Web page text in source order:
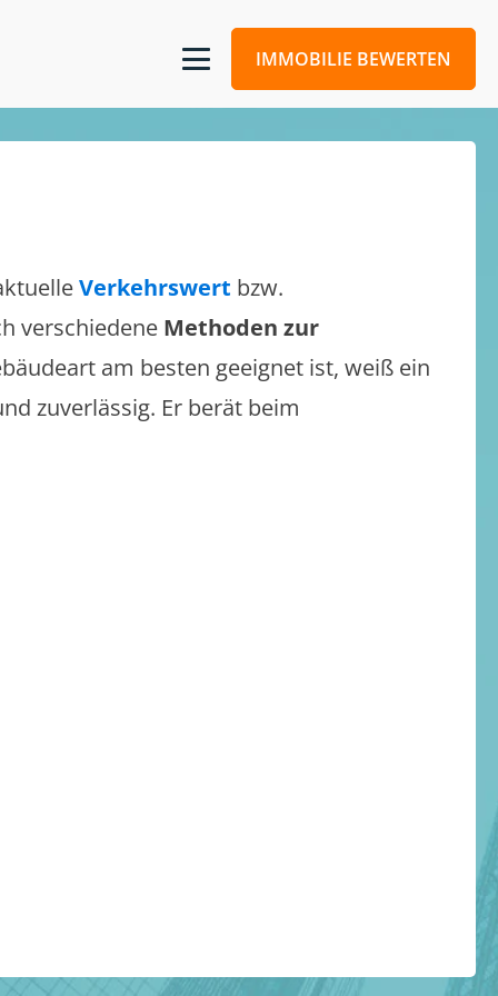
IMMOBILIE BEWERTEN
Verkehrswert bzw.
verschiedene Methoden zur
am besten geeignet ist, weiß ein
zuverlässig. Er berät beim